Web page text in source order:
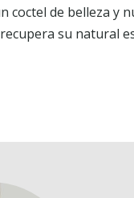
coctel de belleza y
su natural